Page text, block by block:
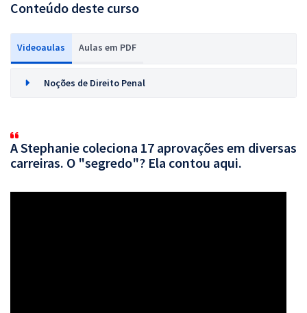
Conteúdo deste curso
Videoaulas Aulas em PDF
Noções de Direito Penal
A Stephanie coleciona 17 aprovações em diversas
carreiras. O "segredo"? Ela contou aqui.